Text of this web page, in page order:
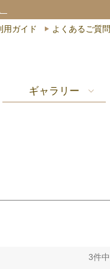
用ガイド よくあるご質問
ギャラリー
3件中